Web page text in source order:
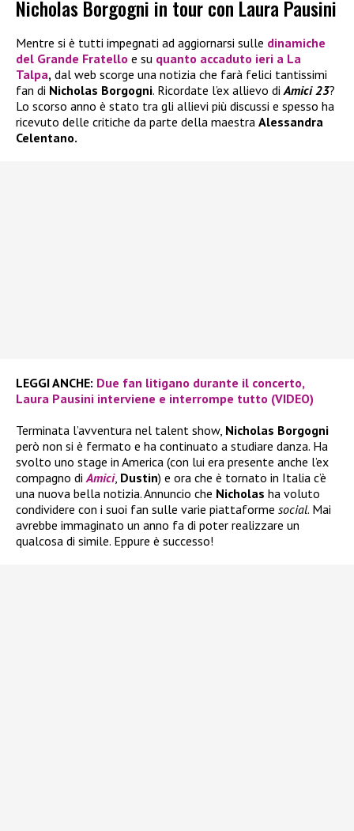
Nicholas Borgogni in tour con Laura Pausini
Mentre si è tutti impegnati ad aggiornarsi sulle dinamiche
del Grande Fratello e su quanto accaduto ieri a La
Talpa, dal web scorge una notizia che farà felici tantissimi
fan di Nicholas Borgogni. Ricordate l’ex allievo diAmici 23?
Lo scorso anno è stato tra gli allievi più discussi e spesso ha
ricevuto delle critiche da parte della maestra Alessandra
Celentano.
LEGGI ANCHE: Due fan litigano durante il concerto,
Laura Pausini interviene e interrompe tutto (VIDEO)
Terminata l’avventura nel talent show, Nicholas Borgogni
però non si è fermato e ha continuato a studiare danza. Ha
svolto uno stage in America (con lui era presente anche l’ex
compagno diAmici, Dustin) e ora che è tornato in Italia c’è
una nuova bella notizia. Annuncio che Nicholas ha voluto
condividere con i suoi fan sulle varie piattaforme social. Mai
avrebbe immaginato un anno fa di poter realizzare un
qualcosa di simile. Eppure è successo!